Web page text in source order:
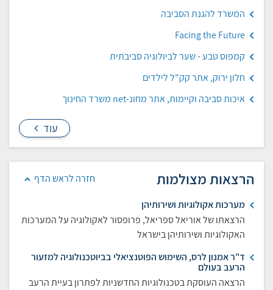
המשרד להגנת הסביבה
Facing the Future
קמפוס טבע - שער לביולוגיה סביבתית
חלון ירוק, אתר קק"ל לילדים
איכות סביבה וקיימות, אתר מחונ-net משרד החינוך
עוד
חזרה לראש הדף הרצאות מצולמות
מערכות אקולוגיות ושירותיהן
הרצאתו של אוריאל ספריאל, פרופסור לאקולוגיה על המערכות
האקולוגיות ושירותיהן בישראל
ד"ר אמנון לרס, השימוש הפוטנציאלי בביוטכנולוגיה למזעור
הרעב בעולם
הרצאה העוסקת בטכנולוגיות החדשניות לפתרון בעיית הרעב